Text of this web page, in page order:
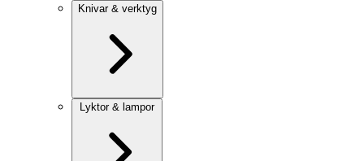
Knivar & verktyg
Lyktor & lampor